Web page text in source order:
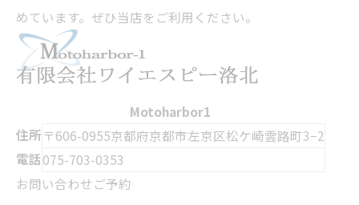
めています。ぜひ当店をご利用ください。
Motoharbor1
住所 〒606-0955京都府京都市左京区松ケ崎雲路町3−2
電話075-703-0353
お問い合わせ ご予約